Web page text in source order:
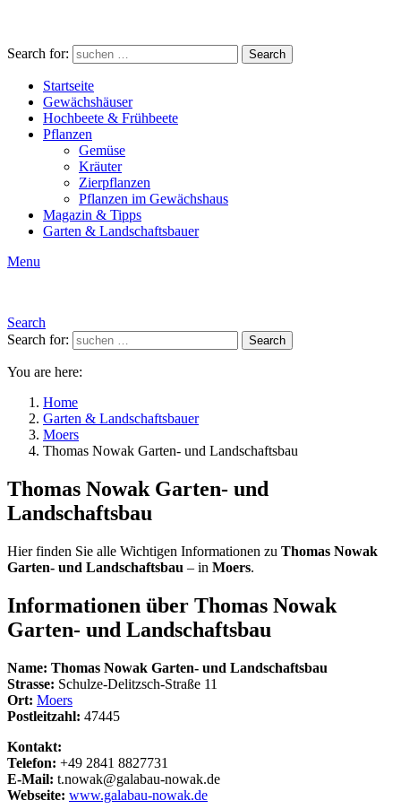
Search for: Search
Startseite
Gewächshäuser
Hochbeete & Frühbeete
Pflanzen
Gemüse
Kräuter
Zierpflanzen
Pflanzen im Gewächshaus
Magazin & Tipps
Garten & Landschaftsbauer
Menu
Search
Search for:
Search
You are here:
Home
Garten & Landschaftsbauer
Moers
Thomas Nowak Garten- und Landschaftsbau
Thomas Nowak Garten- und
Landschaftsbau
Hier finden Sie alle Wichtigen Informationen zu Thomas Nowak
Garten- und Landschaftsbau – in Moers.
Informationen über Thomas Nowak
Garten- und Landschaftsbau
Name: Thomas Nowak Garten- und Landschaftsbau
Strasse: Schulze-Delitzsch-Straße 11
Ort: Moers
Postleitzahl: 47445
Kontakt:
Telefon: +49 2841 8827731
E-Mail: t.nowak@galabau-nowak.de
Webseite: www.galabau-nowak.de